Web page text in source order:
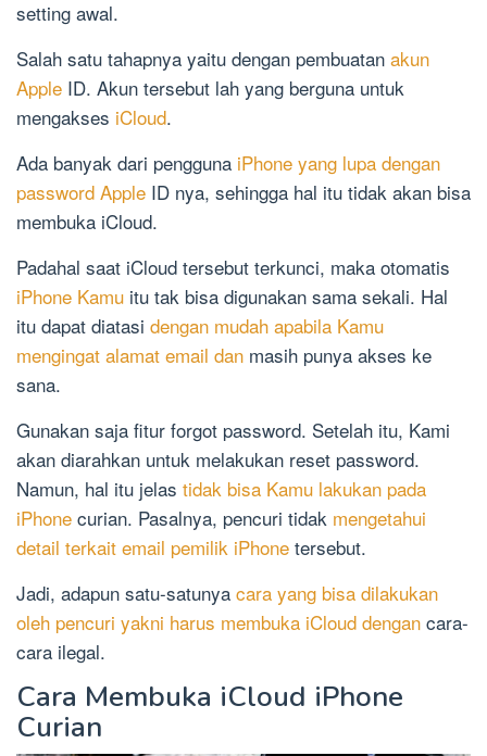
setting awal.
Salah satu tahapnya yaitu dengan pembuatan akun
Apple ID. Akun tersebut lah yang berguna untuk
mengakses iCloud.
Ada banyak dari pengguna iPhone yang lupa dengan
password Apple ID nya, sehingga hal itu tidak akan bisa
membuka iCloud.
Padahal saat iCloud tersebut terkunci, maka otomatis
iPhone Kamu itu tak bisa digunakan sama sekali. Hal
itu dapat diatasi dengan mudah apabila Kamu
mengingat alamat email dan masih punya akses ke
sana.
Gunakan saja fitur forgot password. Setelah itu, Kami
akan diarahkan untuk melakukan reset password.
Namun, hal itu jelas tidak bisa Kamu lakukan pada
iPhone curian. Pasalnya, pencuri tidak mengetahui
detail terkait email pemilik iPhone tersebut.
Jadi, adapun satu-satunya cara yang bisa dilakukan
oleh pencuri yakni harus membuka iCloud dengan cara-
cara ilegal.
Cara Membuka iCloud iPhone
Curian